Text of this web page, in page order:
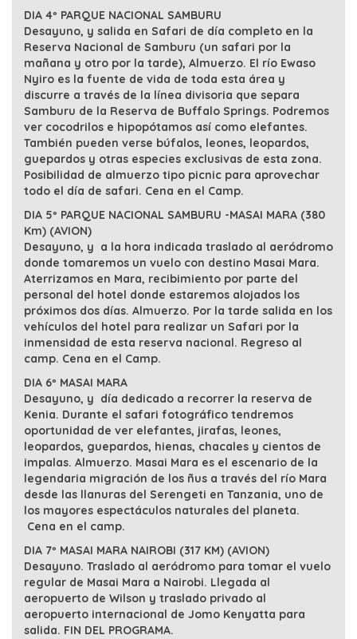
DIA 4º PARQUE NACIONAL SAMBURU
Desayuno, y salida en Safari de día completo en la
Reserva Nacional de Samburu (un safari por la
mañana y otro por la tarde), Almuerzo. El río Ewaso
Nyiro es la fuente de vida de toda esta área y
discurre a través de la línea divisoria que separa
Samburu de la Reserva de Buffalo Springs. Podremos
ver cocodrilos e hipopótamos así como elefantes.
También pueden verse búfalos, leones, leopardos,
guepardos y otras especies exclusivas de esta zona.
Posibilidad de almuerzo tipo picnic para aprovechar
todo el día de safari. Cena en el Camp.
DIA 5º PARQUE NACIONAL SAMBURU -MASAI MARA (380
Km) (AVION)
Desayuno, y a la hora indicada traslado al aeródromo
donde tomaremos un vuelo con destino Masai Mara.
Aterrizamos en Mara, recibimiento por parte del
personal del hotel donde estaremos alojados los
próximos dos días. Almuerzo. Por la tarde salida en los
vehículos del hotel para realizar un Safari por la
inmensidad de esta reserva nacional. Regreso al
camp. Cena en el Camp.
DIA 6º MASAI MARA
Desayuno, y día dedicado a recorrer la reserva de
Kenia. Durante el safari fotográfico tendremos
oportunidad de ver elefantes, jirafas, leones,
leopardos, guepardos, hienas, chacales y cientos de
impalas. Almuerzo. Masai Mara es el escenario de la
legendaria migración de los ñus a través del río Mara
desde las llanuras del Serengeti en Tanzania, uno de
los mayores espectáculos naturales del planeta.
Cena en el camp.
DIA 7º MASAI MARA NAIROBI (317 KM) (AVION)
Desayuno. Traslado al aeródromo para tomar el vuelo
regular de Masai Mara a Nairobi. Llegada al
aeropuerto de Wilson y traslado privado al
aeropuerto internacional de Jomo Kenyatta para
salida. FIN DEL PROGRAMA.